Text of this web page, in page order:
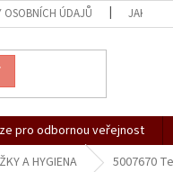
ÚDAJŮ JAK
pro odbornou veřejnost
A HYGIENA 5007670